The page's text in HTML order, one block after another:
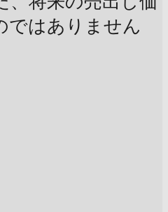
ではありません